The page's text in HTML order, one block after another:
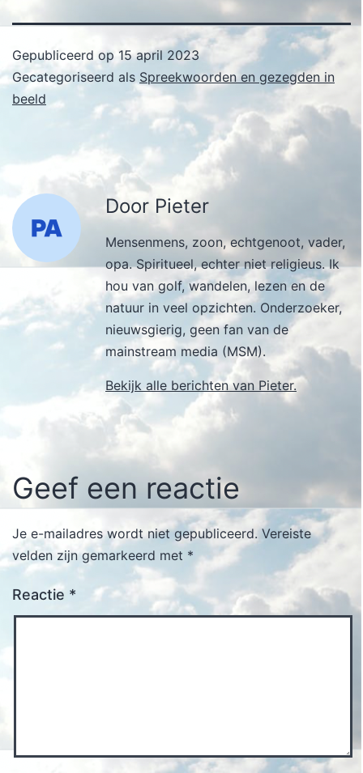
Gepubliceerd op 15 april 2023
Gecategoriseerd als Spreekwoorden en gezegden in
beeld
Door Pieter
Mensenmens, zoon, echtgenoot, vader,
opa. Spiritueel, echter niet religieus. Ik
hou van golf, wandelen, lezen en de
natuur in veel opzichten. Onderzoeker,
nieuwsgierig, geen fan van de
mainstream media (MSM).
Bekijk alle berichten van Pieter.
Geef een reactie
Je e-mailadres wordt niet gepubliceerd. Vereiste
velden zijn gemarkeerd met *
Reactie *